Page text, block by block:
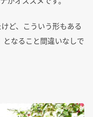
ど、こういう形もある
となること間違いなしで